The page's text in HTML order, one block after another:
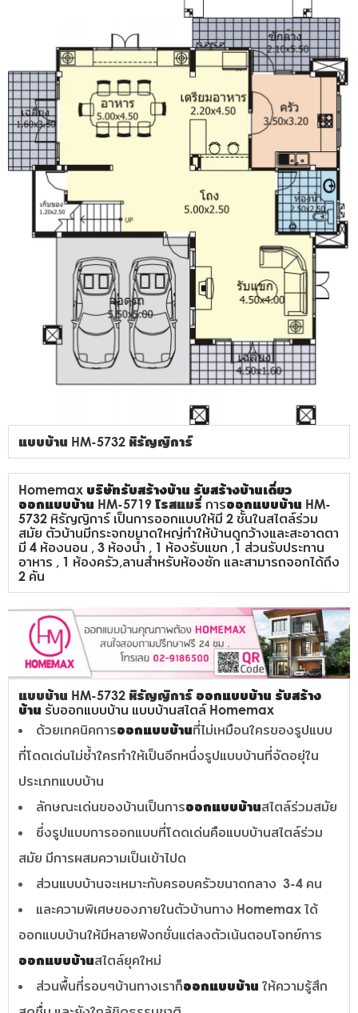
แบบบ้าน HM-5732 หิรัญญิการ์
Homemax บริษัทรับสร้างบ้าน รับสร้างบ้านเดี่ยว
ออกแบบบ้าน HM-5719 โรสแมรี่ การออกแบบบ้าน HM-
5732 หิรัญญิการ์ เป็นการออกแบบให้มี 2 ชั้นในสไตล์ร่วม
สมัย ตัวบ้านมีกระจกขนาดใหญ่ทำให้บ้านดูกว้างและสะอาดตา
มี 4 ห้องนอน , 3 ห้องน้ำ , 1 ห้องรับแขก ,1 ส่วนรับประทาน
อาหาร , 1 ห้องครัว,ลานสำหรับห้องซัก และสามารถจอกได้ถึง
2 คัน
แบบบ้าน HM-5732 หิรัญญิการ์ ออกแบบบ้าน รับสร้าง
บ้าน รับออกแบบบ้าน แบบบ้านสไตล์ Homemax
ด้วยเทคนิคการออกแบบบ้านที่ไม่เหมือนใครของรูปแบบ
ที่โดดเด่นไม่ซ้ำใครทำให้เป็นอีกหนึ่งรูปแบบบ้านที่จัดอยุ่ใน
ประเภทแบบบ้าน
ลักษณะเด่นของบ้านเป็นการออกแบบบ้านสไตล์ร่วมสมัย
ซึ่งรูปแบบการออกแบบที่โดดเด่นคือแบบบ้านสไตล์ร่วม
สมัย มีการผสมความเป็นเข้าไปด
ส่วนแบบบ้านจะเหมาะกับครอบครัวขนาดกลาง 3-4 คน
และความพิเศษของภายในตัวบ้านทาง Homemax ได้
ออกแบบบ้านให้มีหลายฟังกชั่นแต่ลงตัวเน้นตอบโจทย์การ
ออกแบบบ้านสไตล์ยุคใหม่
ส่วนพื้นที่รอบๆบ้านทางเราก็ออกแบบบ้าน ให้ความรู้สึก